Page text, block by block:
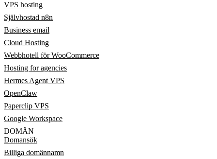
VPS hosting
Självhostad n8n
Business email
Cloud Hosting
Webbhotell för WooCommerce
Hosting for agencies
Hermes Agent VPS
OpenClaw
Paperclip VPS
Google Workspace
DOMÄN
Domansök
Billiga domännamn